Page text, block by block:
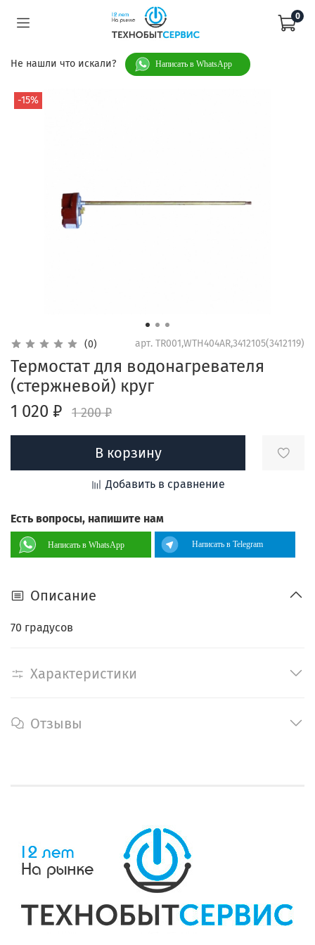
0
Не нашли что искали? Написать в WhatsApp
-15%
(0) арт. TR001,WTH404AR,3412105(3412119)
Термостат для водонагревателя
(стержневой) круг
1 020 ₽
1 200 ₽
В корзину
Добавить в сравнение
Есть вопросы, напишите нам
Написать в WhatsApp Написать в Telegram
Описание
70 градусов
Характеристики
Отзывы